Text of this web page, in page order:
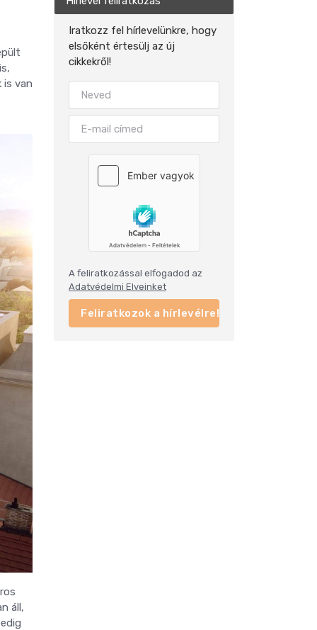
is van
áll,
Iratkozz fel hírlevelünkre, hogy
elsőként értesülj az új
cikkekről!
A feliratkozással elfogadod az
Adatvédelmi Elveinket
Feliratkozok a hírlevélre!